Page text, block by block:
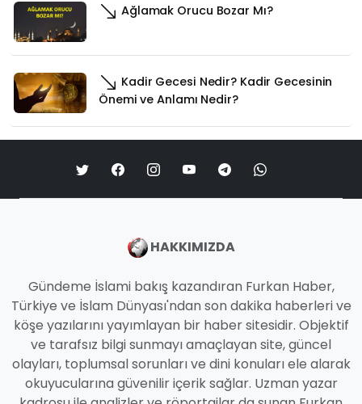
Ağlamak Orucu Bozar Mı?
Kadir Gecesi Nedir? Kadir Gecesinin
Önemi ve Anlamı Nedir?
HAKKIMIZDA
Gündeme İslami bakış kazandıran Furkan Haber,
Türkiye ve İslam Dünyası'ndan son dakika haberleri ve
köşe yazılarını yayımlayan bir haber sitesidir. Objektif
ve tarafsız bilgi sunmayı amaçlayan site, güncel
olayları, toplumsal sorunları ve dini konuları ele alarak
okuyucularına güvenilir içerik sağlar. Uzman yazar